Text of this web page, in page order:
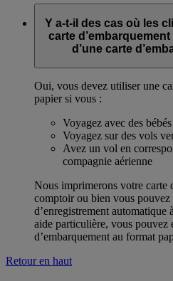
Y a-t-il des cas où les
carte
d’une carte
Oui, vous devez utiliser une
papier si vous :
Voyagez avec des
Voyagez sur des vols
Avez un vol en
compagnie aérienne
Nous imprimerons votre carte
comptoir ou bien vous pouvez
d’enregistrement automatique
aide particulière, vous pouvez
d’embarquement au format
Retour en haut